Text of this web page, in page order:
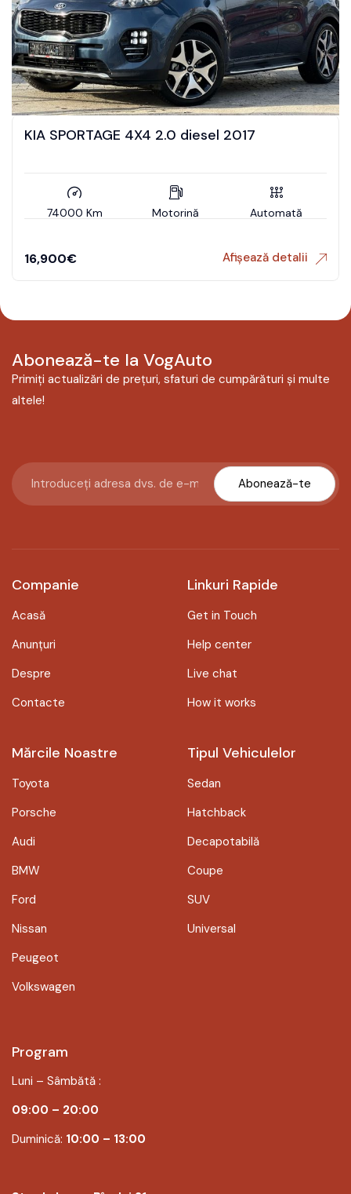
KIA SPORTAGE 4X4 2.0 diesel 2017
74000 Km Motorină Automată
16,900€ Afișează detalii
Abonează-te la VogAuto
Primiți actualizări de prețuri, sfaturi de cumpărături și multe
altele!
Abonează-te
Companie
Acasă
Anunțuri
Despre
Contacte
Linkuri Rapide
Get in Touch
Help center
Live chat
How it works
Mărcile Noastre
Toyota
Porsche
Audi
BMW
Ford
Nissan
Peugeot
Volkswagen
Tipul Vehiculelor
Sedan
Hatchback
Decapotabilă
Coupe
SUV
Universal
Program
Luni – Sâmbătă :
09:00 – 20:00
Duminică: 10:00 – 13:00